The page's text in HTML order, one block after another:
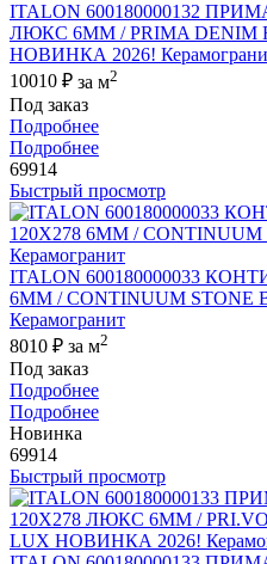
ITALON 600180000132
ЛЮКС 6ММ / PRIMA DENIM
НОВИНКА 2026!
10010 ₽ за м2
Под заказ
Подробнее
Подробнее
69914
Быстрый просмотр
ITALON 600180000033
6ММ / CONTINUUM STONE
Керамогранит
8010 ₽ за м2
Под заказ
Подробнее
Подробнее
Новинка
69914
Быстрый просмотр